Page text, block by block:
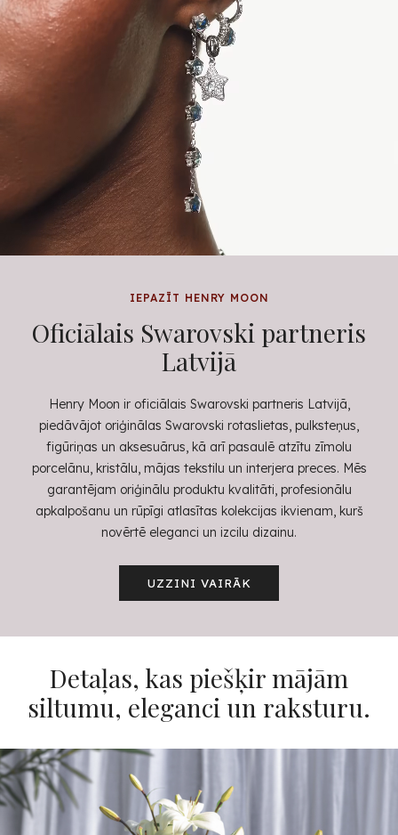
IEPAZĪT HENRY MOON
Oficiālais Swarovski partneris
Latvijā
Henry Moon ir oficiālais Swarovski partneris Latvijā,
piedāvājot oriģinālas Swarovski rotaslietas, pulksteņus,
figūriņas un aksesuārus, kā arī pasaulē atzītu zīmolu
porcelānu, kristālu, mājas tekstilu un interjera preces. Mēs
garantējam oriģinālu produktu kvalitāti, profesionālu
apkalpošanu un rūpīgi atlasītas kolekcijas ikvienam, kurš
novērtē eleganci un izcilu dizainu.
UZZINI VAIRĀK
Detaļas, kas piešķir mājām
siltumu, eleganci un raksturu.